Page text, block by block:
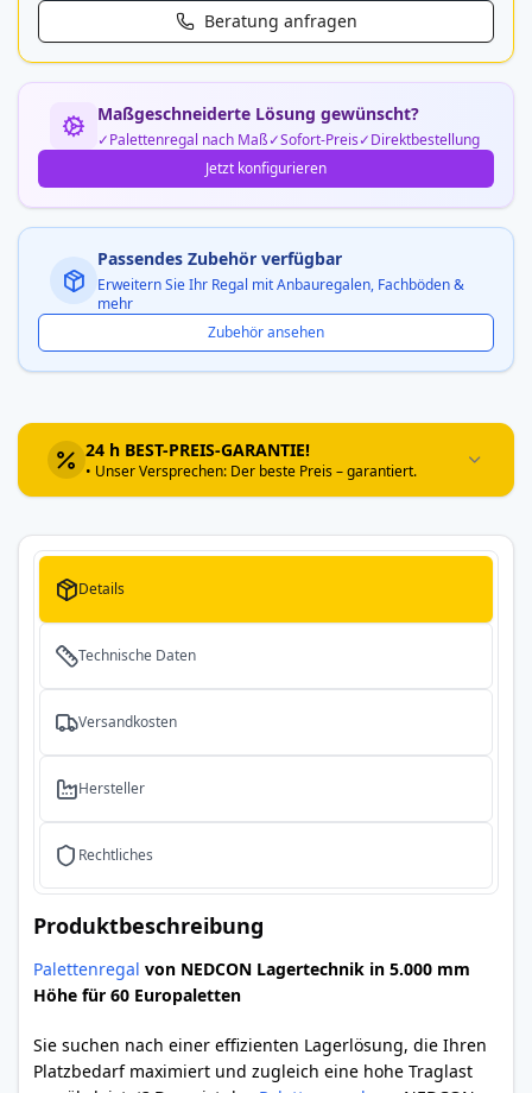
Beratung anfragen
Maßgeschneiderte Lösung gewünscht?
Palettenregal nach Maß Sofort-Preis
Direktbestellung
Jetzt konfigurieren
Passendes Zubehör verfügbar
Erweitern Sie Ihr Regal mit Anbauregalen, Fachböden &
mehr
Zubehör ansehen
24 h BEST-PREIS-GARANTIE!
• Unser Versprechen: Der beste Preis – garantiert.
Details
Technische Daten
Versandkosten
Hersteller
Rechtliches
Produktbeschreibung
Palettenregal von NEDCON Lagertechnik in 5.000 mm
Höhe für 60 Europaletten
Sie suchen nach einer effizienten Lagerlösung, die Ihren
Platzbedarf maximiert und zugleich eine hohe Traglast